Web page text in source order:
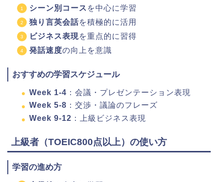
シーン別コース を中心に学習
独り言英会話を積極的に活用
ビジネス表現を重点的に習得
発話速度の向上を意識
おすすめの学習スケジュール
Week 1-4 ：会議・プレゼンテーション表現
Week 5-8 ：交渉・議論のフレーズ
Week 9-12 ：上級ビジネス表現
上級者（TOEIC800点以上）の使い方
学習の進め方